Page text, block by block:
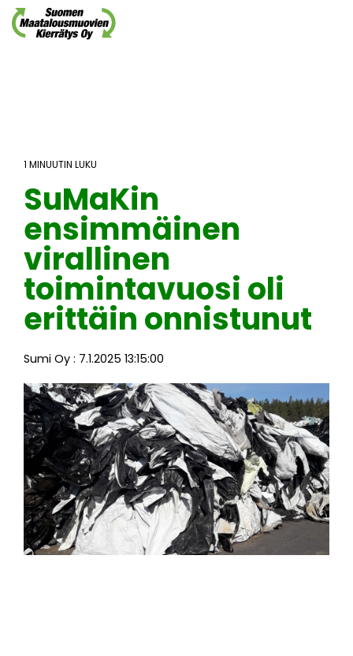
Skip
to
the
1 MINUUTIN LUKU
SuMaKin
ensimmäinen
virallinen
toimintavuosi oli
erittäin onnistunut
Sumi Oy : 7.1.2025 13:15:00